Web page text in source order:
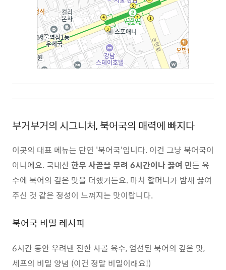
부거부거의 시그니처, 북어국의 매력에 빠지다
이곳의 대표 메뉴는 단연 '북어국'입니다. 이건 그냥 북어국이
아니에요. 국내산 한우 사골을 무려 6시간이나 끓여 만든 육
수에 북어의 깊은 맛을 더했거든요. 마치 할머니가 밤새 끓여
주신 것 같은 정성이 느껴지는 맛이랍니다.
북어국 비밀 레시피
6시간 동안 우려낸 진한 사골 육수, 엄선된 북어의 깊은 맛,
세프의 비밀 양념 (이건 정말 비밀이래요!)